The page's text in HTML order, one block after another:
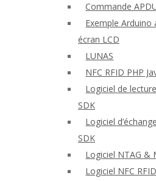
Commande
Exemple Arduino
écran LCD
LUNAS
NFC RFID PHP
Logiciel de
SDK
Logiciel
SDK
Logiciel NTAG &
Logiciel NFC